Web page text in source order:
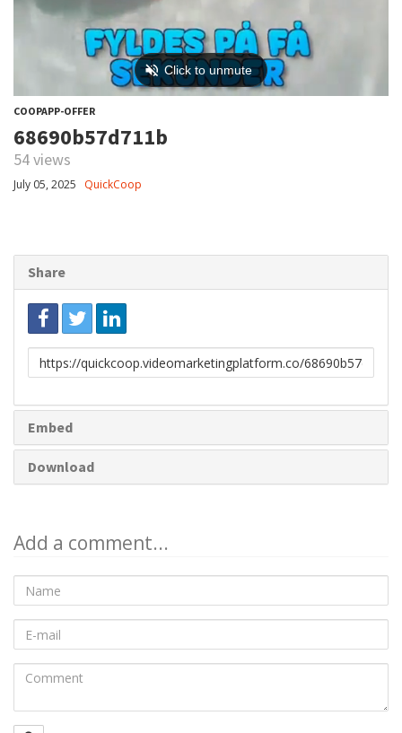
COOPAPP-OFFER
68690b57d711b
54 views
July 05, 2025 QuickCoop
Share
Link
to
Embed
Download
Add a comment...
Name
mail
Comment